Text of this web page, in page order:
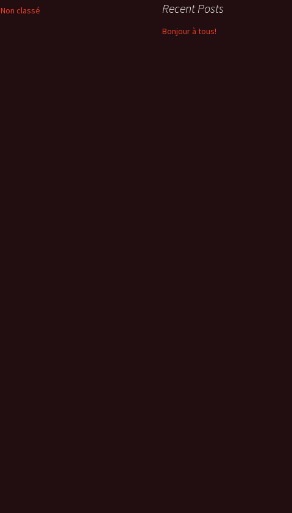
Non classé Recent Posts
Bonjour à tous!